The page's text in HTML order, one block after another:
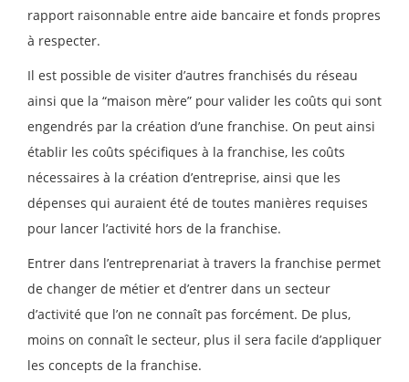
rapport raisonnable entre aide bancaire et fonds propres
à respecter.
Il est possible de visiter d’autres franchisés du réseau
ainsi que la “maison mère” pour valider les coûts qui sont
engendrés par la création d’une franchise. On peut ainsi
établir les coûts spécifiques à la franchise, les coûts
nécessaires à la création d’entreprise, ainsi que les
dépenses qui auraient été de toutes manières requises
pour lancer l’activité hors de la franchise.
Entrer dans l’entreprenariat à travers la franchise permet
de changer de métier et d’entrer dans un secteur
d’activité que l’on ne connaît pas forcément. De plus,
moins on connaît le secteur, plus il sera facile d’appliquer
les concepts de la franchise.